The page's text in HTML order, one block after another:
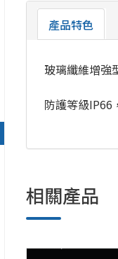
產品特色
玻璃纖維增強
防護等級IP66
相關產品